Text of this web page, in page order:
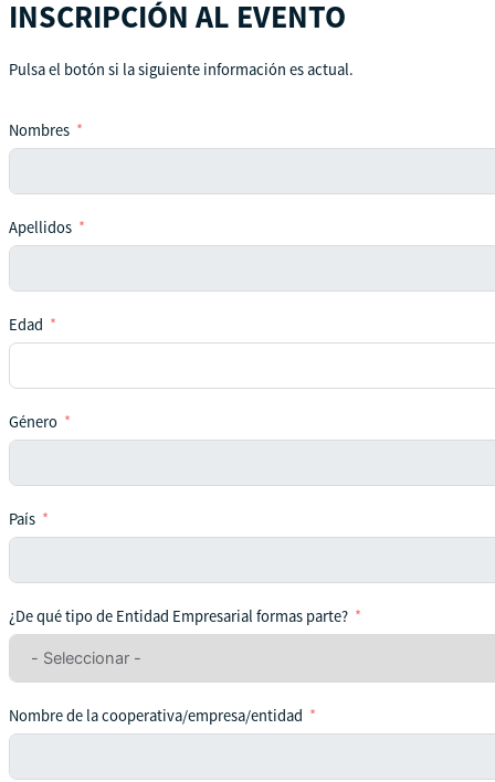
INSCRIPCIÓN AL EVENTO
Pulsa el botón si la siguiente información es actual.
Nombres
Apellidos
Edad
Género
País
¿De qué tipo de Entidad Empresarial formas parte?
Nombre de la cooperativa/empresa/entidad